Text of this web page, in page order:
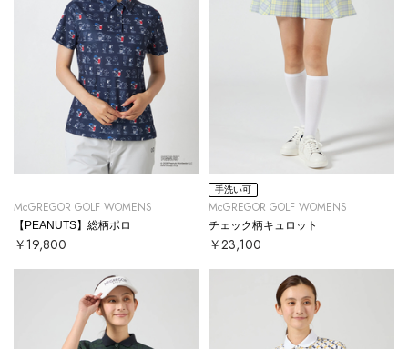
McGREGOR GOLF WOMENS
【PEANUTS】総柄ポロ
￥19,800
手洗い可
McGREGOR GOLF WOMENS
チェック柄キュロット
￥23,100